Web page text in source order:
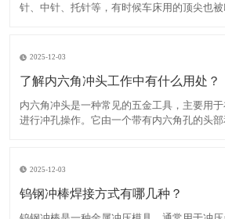
针、中针、托针等，有时候车床用的顶尖也被
接影响顶针的强度，导致断裂。​2、顶针设计
2025-12-03
了解内六角冲头工作中有什么用处？
内六角冲头是一种常见的五金工具，主要用
进行冲孔操作。它由一个带有内六角孔的头部
冲头、圆头内六角冲头、沉头内六角冲头等。
2025-12-03
钨钢冲棒焊接方式有哪几种？